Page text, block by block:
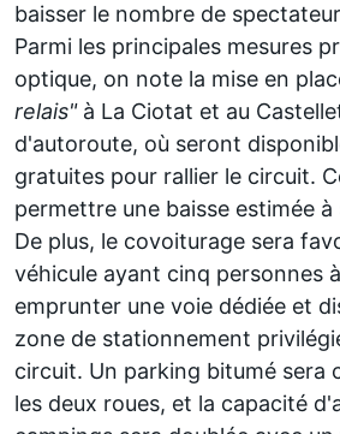
baisser le nombre de
Parmi les principales mesures
optique, on note la mise en
relais"à La Ciotat et au
d'autoroute, où seront
gratuites pour rallier le circuit.
permettre une baisse estimée
De plus, le covoiturage sera
véhicule ayant cinq personnes
emprunter une voie dédiée et
zone de stationnement
circuit. Un parking bitumé sera
les deux roues, et la capacité